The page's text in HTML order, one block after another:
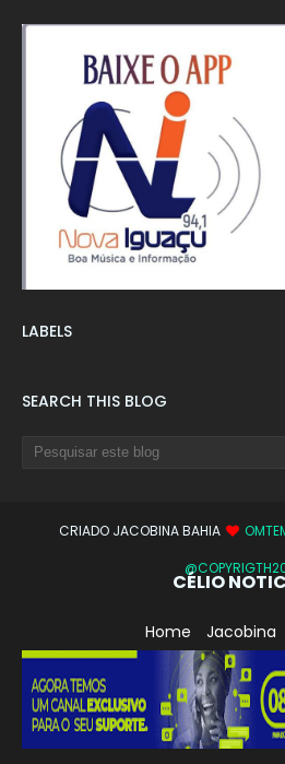
LABELS
SEARCH THIS BLOG
CRIADO JACOBINA BAHIA
CÉLIO
Home Jacobina